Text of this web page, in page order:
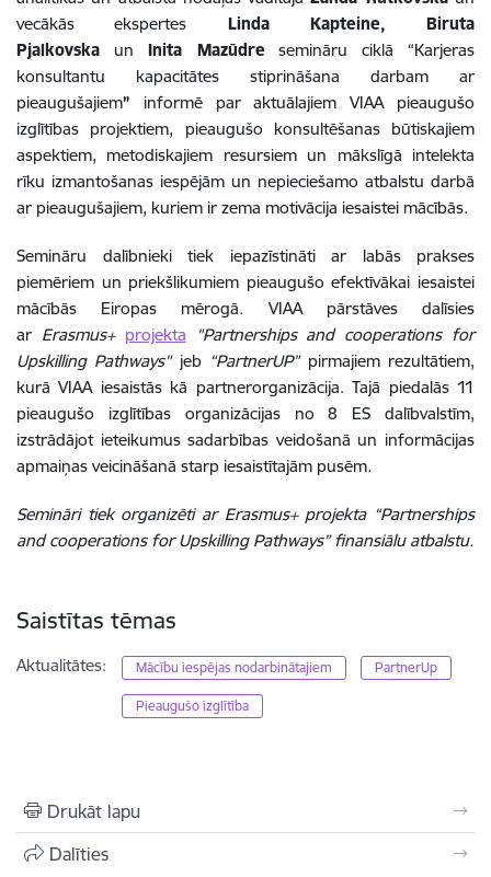
vecākās ekspertes Linda Kapteine, Biruta
Pjalkovska un Inita Mazūdresemināru ciklā “Karjeras
konsultantu kapacitātes stiprināšana darbam ar
pieaugušajiem” informē par aktuālajiem VIAA pieaugušo
izglītības projektiem, pieaugušo konsultēšanas būtiskajiem
aspektiem, metodiskajiem resursiem un mākslīgā intelekta
rīku izmantošanas iespējām un nepieciešamo atbalstu darbā
ar pieaugušajiem, kuriem ir zema motivācija iesaistei mācībās.
Semināru dalībnieki tiek iepazīstināti ar labās prakses
piemēriem un priekšlikumiem pieaugušo efektīvākai iesaistei
mācībās Eiropas mērogā. VIAA pārstāves dalīsies
ar Erasmus+ projekta
"Partnerships and cooperations for
Upskilling Pathways"jeb “PartnerUP”pirmajiem rezultātiem,
kurā VIAA iesaistās kā partnerorganizācija. Tajā piedalās 11
pieaugušo izglītības organizācijas no 8 ES dalībvalstīm,
izstrādājot ieteikumus sadarbības veidošanā un informācijas
apmaiņas veicināšanā starp iesaistītajām pusēm.
Semināri tiek organizēti ar Erasmus+ projekta “Partnerships
and cooperations for Upskilling Pathways” finansiālu atbalstu.
Saistītas tēmas
Aktualitātes: Mācību iespējas nodarbinātajiem PartnerUp
Pieaugušo izglītība
Drukāt lapu
Dalīties